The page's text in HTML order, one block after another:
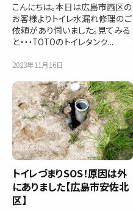
こんにちは。本日は広島市西区の
お客様よりトイレ水漏れ修理のご
依頼があり伺いました。見てみる
と・・・TOTOのトイレタンク...
2023年11月16日
トイレづまりSOS！原因は外
にありました【広島市安佐北
区】